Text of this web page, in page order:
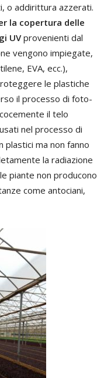
o addirittura azzerati.
la copertura delle
UVprovenienti dal
vengono impiegate,
EVA, ecc.),
le plastiche
il processo di foto-
il telo
nel processo di
plastici ma non fanno
la radiazione
piante non producono
come antociani,